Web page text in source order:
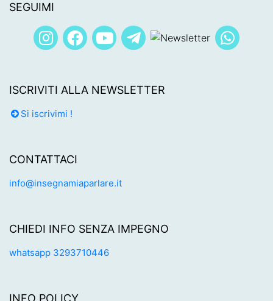
SEGUIMI
ISCRIVITI ALLA NEWSLETTER
Si iscrivimi !
CONTATTACI
info@insegnamiaparlare.it
CHIEDI INFO SENZA IMPEGNO
whatsapp 3293710446
INFO POLICY